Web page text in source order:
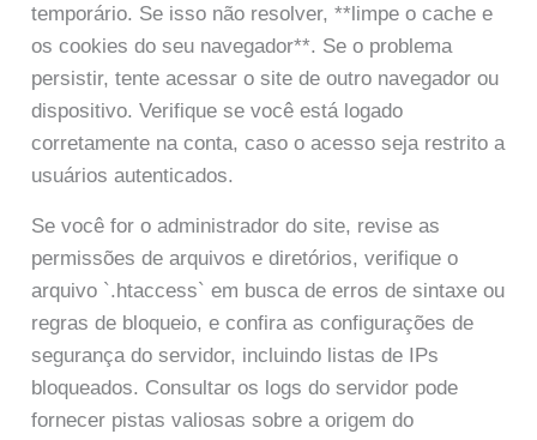
temporário. Se isso não resolver, **limpe o cache e
os cookies do seu navegador**. Se o problema
persistir, tente acessar o site de outro navegador ou
dispositivo. Verifique se você está logado
corretamente na conta, caso o acesso seja restrito a
usuários autenticados.
Se você for o administrador do site, revise as
permissões de arquivos e diretórios, verifique o
arquivo `.htaccess` em busca de erros de sintaxe ou
regras de bloqueio, e confira as configurações de
segurança do servidor, incluindo listas de IPs
bloqueados. Consultar os logs do servidor pode
fornecer pistas valiosas sobre a origem do